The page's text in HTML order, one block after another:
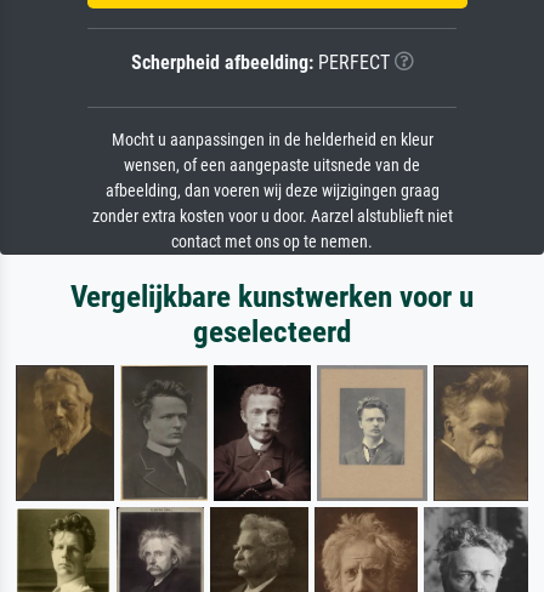
Scherpheid afbeelding:PERFECT
Mocht u aanpassingen in de helderheid en kleur
wensen, of een aangepaste uitsnede van de
afbeelding, dan voeren wij deze wijzigingen graag
zonder extra kosten voor u door. Aarzel alstublieft niet
contact met ons op te nemen.
Vergelijkbare kunstwerken voor u
geselecteerd